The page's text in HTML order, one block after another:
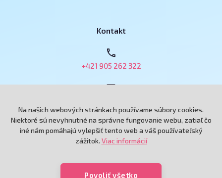
Kontakt
+421 905 262 322
Grand Royal, spol. s r.o.
Andreja Hlinku 6433/115
Na našich webových stránkach používame súbory cookies.
Niektoré sú nevyhnutné na správne fungovanie webu, zatiaľ čo
iné nám pomáhajú vylepšiť tento web a váš používateľský
zážitok. Viac informácií
Povoliť všetko